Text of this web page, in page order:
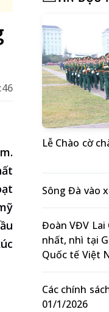
Lễ Chào cờ
Sông Đà vào
Đoàn VĐV Lai
nhất, nhì tại
Quốc tế Việt
Các chính
01/1/2026